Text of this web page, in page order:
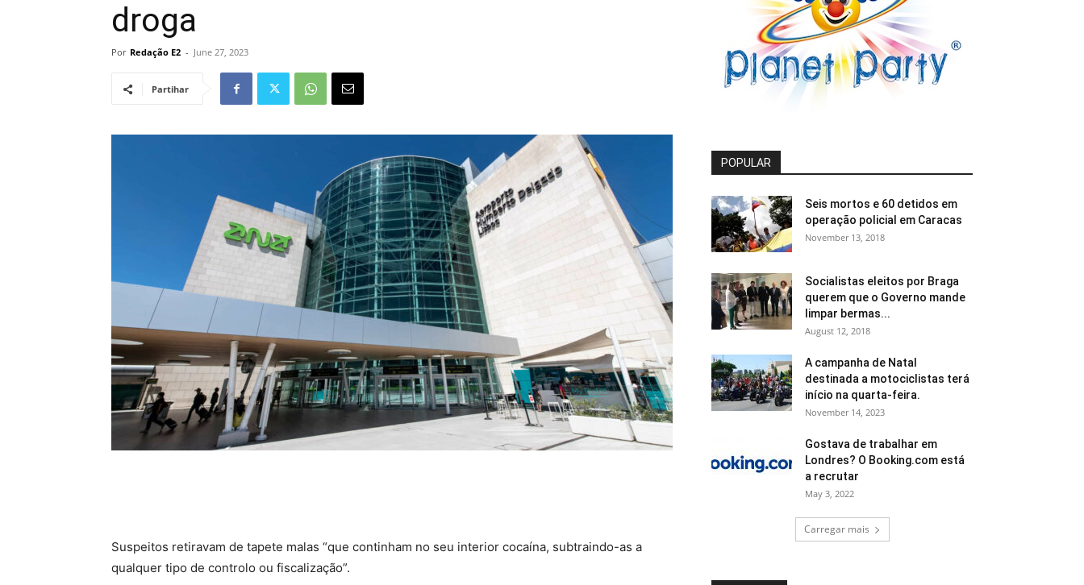
droga
Por Redação E2 - June 27, 2023
Partihar
Suspeitos retiravam de tapete malas “que continham no seu interior cocaína, subtraindo-as a
qualquer tipo de controlo ou fiscalização”.
POPULAR
Seis mortos e 60 detidos em
operação policial em Caracas
November 13, 2018
Socialistas eleitos por Braga
querem que o Governo mande
limpar bermas...
August 12, 2018
A campanha de Natal
destinada a motociclistas terá
início na quarta-feira.
November 14, 2023
Gostava de trabalhar em
Londres? O Booking.com está
a recrutar
May 3, 2022
Carregar mais